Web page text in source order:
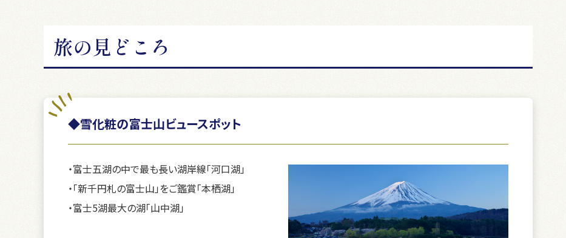
旅の見どころ
◆雪化粧の富士山ビュースポット
・富士五湖の中で最も長い湖岸線「河口湖」
・「新千円札の富士山」をご鑑賞「本栖湖」
・富士5湖最大の湖「山中湖」